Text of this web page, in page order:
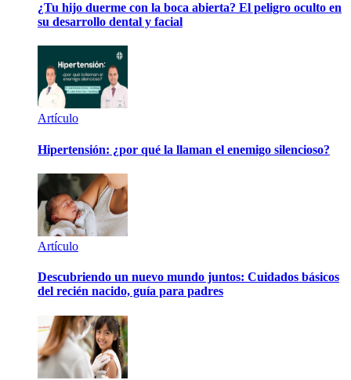
¿Tu hijo duerme con la boca abierta? El peligro oculto en
su desarrollo dental y facial
Artículo
Hipertensión: ¿por qué la llaman el enemigo silencioso?
Artículo
Descubriendo un nuevo mundo juntos: Cuidados básicos
del recién nacido, guía para padres